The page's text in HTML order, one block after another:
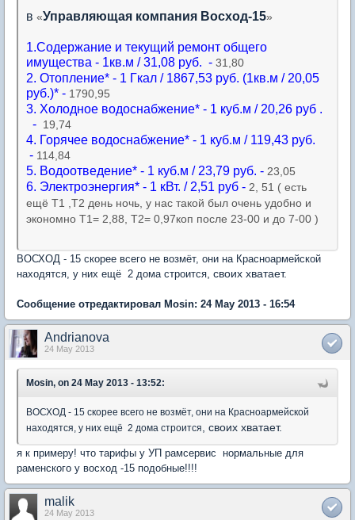
в «Управляющая компания Восход-15»
1.Содержание и текущий ремонт общего
имущества - 1кв.м / 31,08 руб. - 31,80
2. Отопление* - 1 Гкал / 1867,53 руб. (1кв.м / 20,05
руб.)* - 1790,95
3. Холодное водоснабжение* - 1 куб.м / 20,26 руб .
- 19,74
4. Горячее водоснабжение* - 1 куб.м / 119,43 руб.
- 114,84
5. Водоотведение* - 1 куб.м / 23,79 руб. - 23,05
6. Электроэнергия* - 1 кВт. / 2,51 руб - 2, 51 ( есть
ещё Т1 ,Т2 день ночь, у нас такой был очень удобно и
экономно Т1= 2,88, Т2= 0,97коп после 23-00 и до 7-00 )
ВОСХОД - 15 скорее всего не возмёт, они на Красноармейской
находятся, у них ещё 2 дома строится , своих хватает.
Сообщение отредактировал Mosin: 24 May 2013 - 16:54
Andrianova
24 May 2013
Mosin, on 24 May 2013 - 13:52:
ВОСХОД - 15 скорее всего не возмёт, они на Красноармейской
находятся, у них ещё 2 дома строится
, своих хватает.
я к примеру! что тарифы у УП рамсервис нормальные для
раменского у восход -15 подобные!!!!
malik
24 May 2013